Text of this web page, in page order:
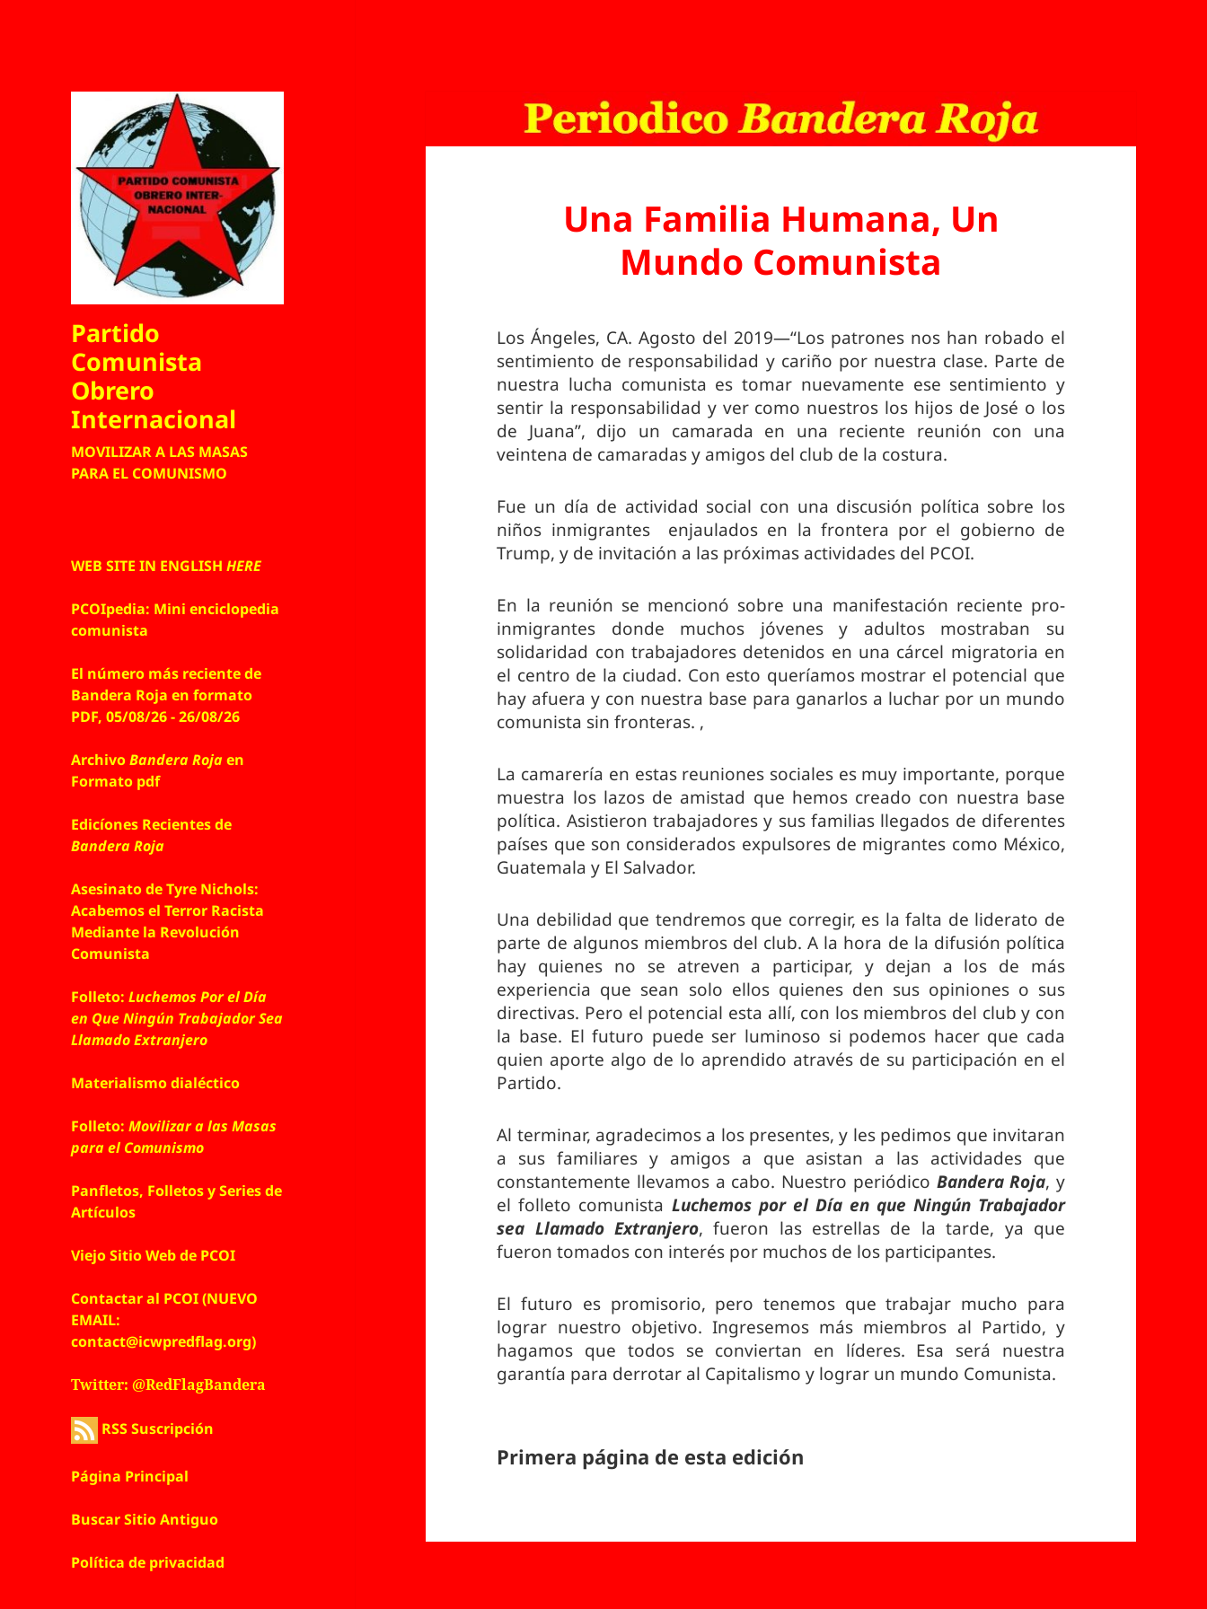
Partido
Comunista
Obrero
Internacional
MOVILIZAR A LAS MASAS
PARA EL COMUNISMO
WEB SITE IN ENGLISHHERE
PCOIpedia: Mini enciclopedia
comunista
El número más reciente de
Bandera Roja en formato
PDF, 05/08/26 - 26/08/26
ArchivoBandera Rojaen
Formato pdf
Edicíones Recientes de
Bandera Roja
Asesinato de Tyre Nichols:
Acabemos el Terror Racista
Mediante la Revolución
Comunista
Folleto:Luchemos Por el Día
en Que Ningún Trabajador Sea
Llamado Extranjero
Materialismo dialéctico
Folleto:Movilizar a las Masas
para el Comunismo
Panfletos, Folletos y Series de
Artículos
Viejo Sitio Web de PCOI
Contactar al PCOI (NUEVO
EMAIL:
contact@icwpredflag.org)
Twitter: @RedFlagBandera
RSS Suscripción
Página Principal
Buscar Sitio Antiguo
Política de privacidad
Una Familia Humana, Un
Mundo Comunista
Los Ángeles, CA. Agosto del 2019—“Los patrones nos han robado el
sentimiento de responsabilidad y cariño por nuestra clase. Parte de
nuestra lucha comunista es tomar nuevamente ese sentimiento y
sentir la responsabilidad y ver como nuestros los hijos de José o los
de Juana”, dijo un camarada en una reciente reunión con una
veintena de camaradas y amigos del club de la costura.
Fue un día de actividad social con una discusión política sobre los
niños inmigrantes enjaulados en la frontera por el gobierno de
Trump, y de invitación a las próximas actividades del PCOI.
En la reunión se mencionó sobre una manifestación reciente pro-
inmigrantes donde muchos jóvenes y adultos mostraban su
solidaridad con trabajadores detenidos en una cárcel migratoria en
el centro de la ciudad. Con esto queríamos mostrar el potencial que
hay afuera y con nuestra base para ganarlos a luchar por un mundo
comunista sin fronteras. ,
La camarería en estas reuniones sociales es muy importante, porque
muestra los lazos de amistad que hemos creado con nuestra base
política. Asistieron trabajadores y sus familias llegados de diferentes
países que son considerados expulsores de migrantes como México,
Guatemala y El Salvador.
Una debilidad que tendremos que corregir, es la falta de liderato de
parte de algunos miembros del club. A la hora de la difusión política
hay quienes no se atreven a participar, y dejan a los de más
experiencia que sean solo ellos quienes den sus opiniones o sus
directivas. Pero el potencial esta allí, con los miembros del club y con
la base. El futuro puede ser luminoso si podemos hacer que cada
quien aporte algo de lo aprendido através de su participación en el
Partido.
Al terminar, agradecimos a los presentes, y les pedimos que invitaran
a sus familiares y amigos a que asistan a las actividades que
constantemente llevamos a cabo. Nuestro periódico Bandera Roja, y
el folleto comunista Luchemos por el Día en que Ningún Trabajador
sea Llamado Extranjero, fueron las estrellas de la tarde, ya que
fueron tomados con interés por muchos de los participantes.
El futuro es promisorio, pero tenemos que trabajar mucho para
lograr nuestro objetivo. Ingresemos más miembros al Partido, y
hagamos que todos se conviertan en líderes. Esa será nuestra
garantía para derrotar al Capitalismo y lograr un mundo Comunista.
Primera página de esta edición